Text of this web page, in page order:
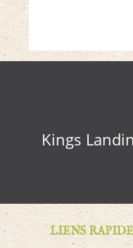
Kings
LIENS